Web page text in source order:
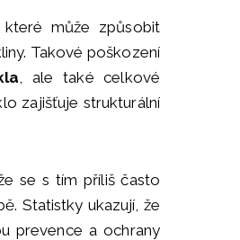
může způsobit
Takové poškození
, ale také celkové
zajišťuje strukturální
se s tím příliš často
Statistky ukazují, že
prevence a ochrany